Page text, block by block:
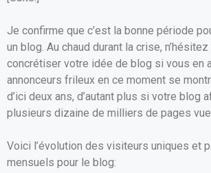
Je confirme que c’est la bonne période
un blog. Au chaud durant la crise,
concrétiser votre idée de blog si vous en
annonceurs frileux en ce moment se
d’ici deux ans, d’autant plus si votre blog
plusieurs dizaine de milliers de pages
Voici l’évolution des visiteurs uniques et
mensuels pour le blog: